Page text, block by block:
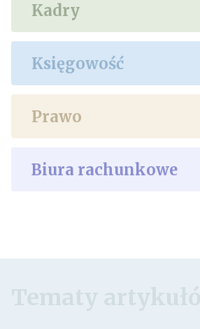
Kadry
Księgowość
Prawo
Biura rachunkowe